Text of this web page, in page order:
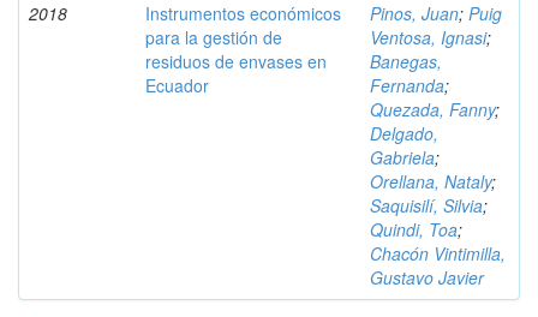
2018
Instrumentos económicos
para la gestión de
residuos de envases en
Ecuador
Pinos, Juan; Puig
Ventosa, Ignasi;
Banegas,
Fernanda;
Quezada, Fanny;
Delgado,
Gabriela;
Orellana, Nataly;
Saquisilí, Silvia;
Quindi, Toa;
Chacón Vintimilla,
Gustavo Javier